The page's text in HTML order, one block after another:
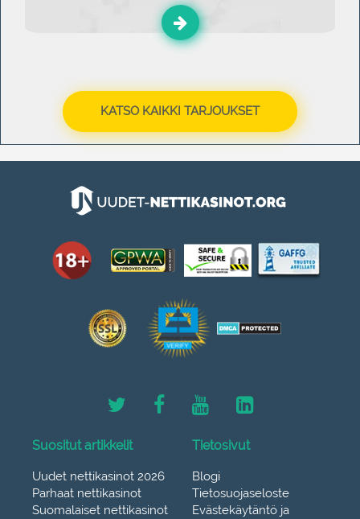
KATSO KAIKKI TARJOUKSET
Suositut artikkelit
Uudet nettikasinot 2026
Parhaat nettikasinot
Suomalaiset nettikasinot
Tietosivut
Blogi
Tietosuojaseloste
Evästekäytäntö ja